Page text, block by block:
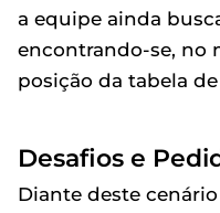
a equipe ainda
encontrando-se, no
posição da tabela
Desafios e
Diante deste